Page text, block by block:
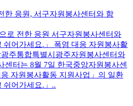
한 응원, 서구자원봉사센터와 함
로 전한 응원 서구자원봉사센터와
쉬어가세요.」 폭염 대응 자원봉사활
주통합특별시광주자원봉사센터와
센터는 8월 7일 한국중앙자원봉사센
자원봉사활동 지원사업」의 일환
쉬어가세요.」..